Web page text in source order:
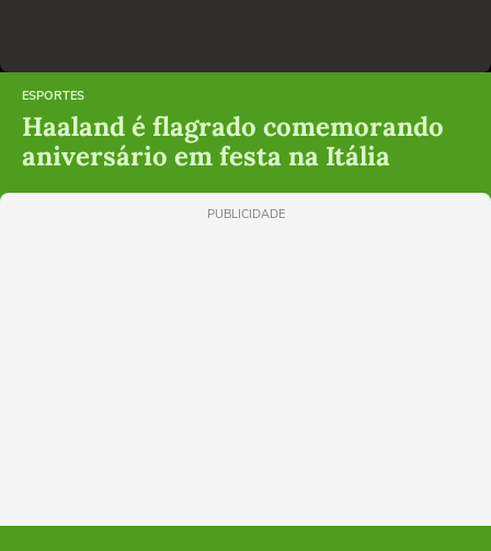
ESPORTES
Haaland é flagrado comemorando
aniversário em festa na Itália
PUBLICIDADE